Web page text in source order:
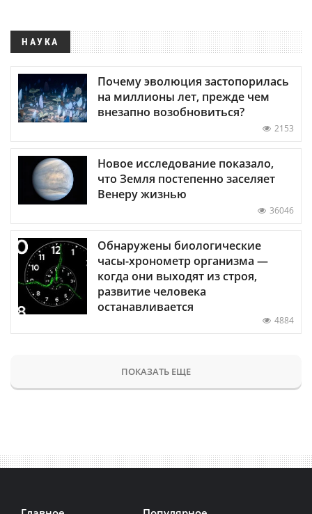
НАУКА
Почему эволюция застопорилась
на миллионы лет, прежде чем
внезапно возобновиться?
2153
Новое исследование показало,
что Земля постепенно заселяет
Венеру жизнью
36046
Обнаружены биологические
часы-хронометр организма —
когда они выходят из строя,
развитие человека
останавливается
4884
ПОКАЗАТЬ ЕЩЕ